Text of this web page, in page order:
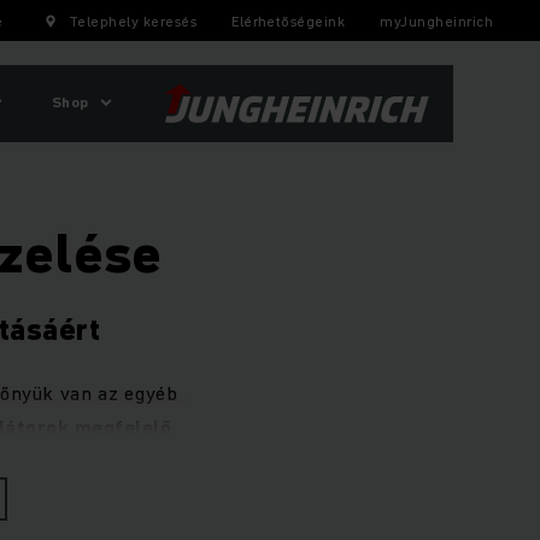
Telephely keresés Elérhetőségeink myJungheinrich
Shop
van az egyéb